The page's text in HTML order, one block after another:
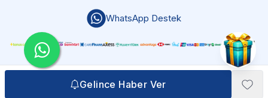
Gelince Haber Ver
Gelince Haber Ver
WhatsApp Destek
Atakan Petshop - 2025 Tüm Hakları Saklıdır | Reliefers Digital